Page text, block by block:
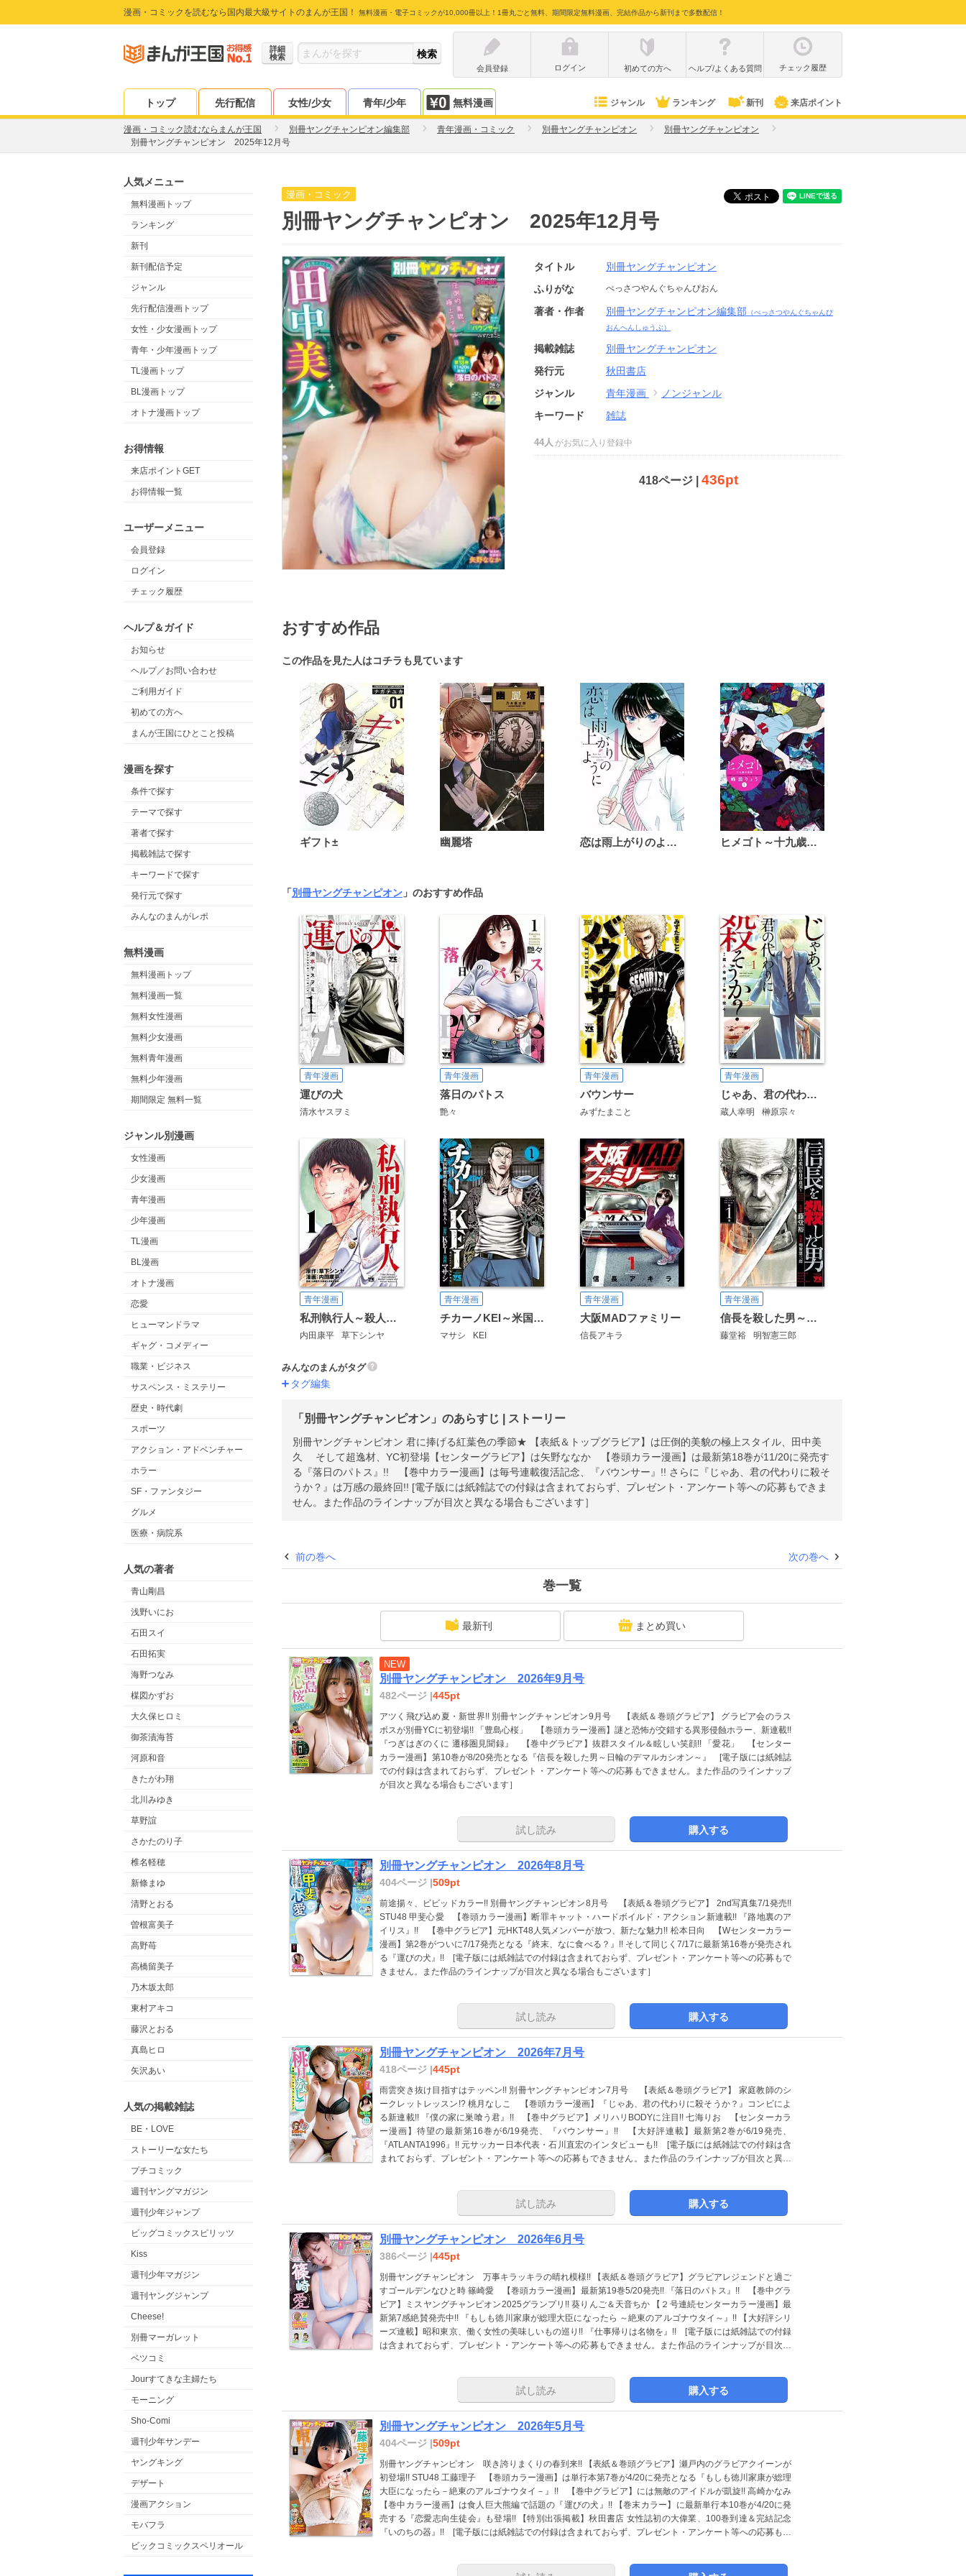
漫画・コミックを読むなら国内最大級サイトのまんが王国！ 無料漫画・電子コミックが10,000冊以上！1冊丸ごと無料、期間限定無料漫画、完結作品から新刊まで多数配信！
詳細
検索
会員登録
ログイン 初めての方へ ヘルプ/よくある質問 チェック履歴
トップ 先行配信 女性/少女 青年/少年 無料漫画 ジャンル ランキング 新刊 来店ポイント
漫画・コミック読むならまんが王国 別冊ヤングチャンピオン編集部 青年漫画・コミック 別冊ヤングチャンピオン
別冊ヤングチャンピオン
別冊ヤングチャンピオン 2025年12月号
人気メニュー
無料漫画トップ
ランキング
新刊
新刊配信予定
ジャンル
先行配信漫画トップ
女性・少女漫画トップ
青年・少年漫画トップ
TL漫画トップ
BL漫画トップ
オトナ漫画トップ
お得情報
来店ポイントGET
お得情報一覧
ユーザーメニュー
会員登録
ログイン
チェック履歴
ヘルプ＆ガイド
お知らせ
ヘルプ／お問い合わせ
ご利用ガイド
初めての方へ
まんが王国にひとこと投稿
漫画を探す
条件で探す
テーマで探す
著者で探す
掲載雑誌で探す
キーワードで探す
発行元で探す
みんなのまんがレポ
無料漫画
無料漫画トップ
無料漫画一覧
無料女性漫画
無料少女漫画
無料青年漫画
無料少年漫画
期間限定 無料一覧
ジャンル別漫画
女性漫画
少女漫画
青年漫画
少年漫画
TL漫画
BL漫画
オトナ漫画
恋愛
ヒューマンドラマ
ギャグ・コメディー
職業・ビジネス
サスペンス・ミステリー
歴史・時代劇
スポーツ
アクション・アドベンチャー
ホラー
SF・ファンタジー
グルメ
医療・病院系
人気の著者
青山剛昌
浅野いにお
石田スイ
石田拓実
海野つなみ
楳図かずお
大久保ヒロミ
御茶漬海苔
河原和音
きたがわ翔
北川みゆき
草野誼
さかたのり子
椎名軽穂
新條まゆ
清野とおる
曽根富美子
高野苺
高橋留美子
乃木坂太郎
東村アキコ
藤沢とおる
真島ヒロ
矢沢あい
人気の掲載雑誌
BE・LOVE
ストーリーな女たち
プチコミック
週刊ヤングマガジン
週刊少年ジャンプ
ビッグコミックスピリッツ
Kiss
週刊少年マガジン
週刊ヤングジャンプ
Cheese!
別冊マーガレット
ベツコミ
Jourすてきな主婦たち
モーニング
Sho-Comi
週刊少年サンデー
ヤングキング
デザート
漫画アクション
モバフラ
ビックコミックスペリオール
漫画・コミック
別冊ヤングチャンピオン 2025年12月号
タイトル
別冊ヤングチャンピオン
ふりがな
べっさつやんぐちゃんぴおん
著者・作者 別冊ヤングチャンピオン編集部 （べっさつやんぐちゃんぴ
おんへんしゅうぶ）
掲載雑誌
別冊ヤングチャンピオン
発行元
秋田書店
ジャンル
青年漫画
ノンジャンル
キーワード
雑誌
44人 がお気に入り登録中
418ページ | 436pt
おすすめ作品
この作品を見た人はコチラも見ています
ギフト± 幽麗塔 恋は雨上がりのように ヒメゴト～十九歳の制服～
「別冊ヤングチャンピオン 」のおすすめ作品
青年漫画
運びの犬
清水ヤスヲミ
青年漫画
落日のパトス
艶々
青年漫画
バウンサー
みずたまこと
青年漫画
じゃあ、君の代わりに殺そうか？【電子単行本】
蔵人幸明 榊原宗々
青年漫画
私刑執行人～殺人弁護士とテミスの天秤～【電子単行本】
内田康平 草下シンヤ
青年漫画
チカーノKEI～米国極悪刑務所を生き抜いた日本人～
マサシ KEI
青年漫画
大阪MADファミリー
信長アキラ
青年漫画
信長を殺した男～本能寺の変 431年目の真実～
藤堂裕 明智憲三郎
みんなのまんがタグ
タグ編集
「別冊ヤングチャンピオン」のあらすじ | ストーリー
別冊ヤングチャンピオン 君に捧げる紅葉色の季節★ 【表紙＆トップグラビア】は圧倒的美貌の極上スタイル、田中美
久 そして超逸材、YC初登場【センターグラビア】は矢野ななか 【巻頭カラー漫画】は最新第18巻が11/20に発売す
る『落日のパトス』!! 【巻中カラー漫画】は毎号連載復活記念、『バウンサー』!! さらに『じゃあ、君の代わりに殺そ
うか？』は万感の最終回!! [電子版には紙雑誌での付録は含まれておらず、プレゼント・アンケート等への応募もできま
せん。また作品のラインナップが目次と異なる場合もございます］
前の巻へ 次の巻へ
巻一覧
最新刊 まとめ買い
NEW
別冊ヤングチャンピオン 2026年9月号
482ページ |445pt
アツく飛び込め夏・新世界!! 別冊ヤングチャンピオン9月号 【表紙＆巻頭グラビア】 グラビア会のラス
ボスが別冊YCに初登場!! 「豊島心桜」 【巻頭カラー漫画】謎と恐怖が交錯する異形侵蝕ホラー、新連載!!
『つぎはぎのくに 遷移圏見聞録』 【巻中グラビア】抜群スタイル＆眩しい笑顔!! 「愛花」 【センター
カラー漫画】第10巻が8/20発売となる『信長を殺した男～日輪のデマルカシオン～』 [電子版には紙雑誌
での付録は含まれておらず、プレゼント・アンケート等への応募もできません。また作品のラインナップ
が目次と異なる場合もございます］
試し読み 購入する
別冊ヤングチャンピオン 2026年8月号
404ページ |509pt
前途揚々、ビビッドカラー!! 別冊ヤングチャンピオン8月号 【表紙＆巻頭グラビア】 2nd写真集7/1発売!!
STU48 甲斐心愛 【巻頭カラー漫画】断罪キャット・ハードボイルド・アクション新連載!! 『路地裏のア
イリス』!! 【巻中グラビア】元HKT48人気メンバーが放つ、新たな魅力!! 松本日向 【Wセンターカラー
漫画】第2巻がついに7/17発売となる『終末、なに食べる？』!! そして同じく7/17に最新第16巻が発売され
る『運びの犬』!! [電子版には紙雑誌での付録は含まれておらず、プレゼント・アンケート等への応募もで
きません。また作品のラインナップが目次と異なる場合もございます］
試し読み 購入する
別冊ヤングチャンピオン 2026年7月号
418ページ |445pt
雨雲突き抜け目指すはテッペン!! 別冊ヤングチャンピオン7月号 【表紙＆巻頭グラビア】 家庭教師のシ
ークレットレッスン!? 桃月なしこ 【巻頭カラー漫画】『じゃあ、君の代わりに殺そうか？』コンビによ
る新連載!! 『僕の家に巣喰う君』!! 【巻中グラビア】メリハリBODYに注目!! 七海りお 【センターカラ
ー漫画】待望の最新第16巻が6/19発売、『バウンサー』!! 【大好評連載】最新第2巻が6/19発売、
『ATLANTA1996』!! 元サッカー日本代表・石川直宏のインタビューも!! [電子版には紙雑誌での付録は含
まれておらず、プレゼント・アンケート等への応募もできません。また作品のラインナップが目次と異な
試し読み 購入する
別冊ヤングチャンピオン 2026年6月号
386ページ |445pt
別冊ヤングチャンピオン 万事キラッキラの晴れ模様!! 【表紙＆巻頭グラビア】グラビアレジェンドと過ご
すゴールデンなひと時 篠崎愛 【巻頭カラー漫画】最新第19巻5/20発売!! 『落日のパトス』!! 【巻中グラ
ビア】ミスヤングチャンピオン2025グランプリ!! 葵りんご＆天音ちか 【２号連続センターカラー漫画】最
新第7感絶賛発売中!! 『もしも徳川家康が総理大臣になったら ～絶東のアルゴナウタイ～』!! 【大好評シリ
ーズ連載】昭和東京、働く女性の美味しいもの巡り!! 『仕事帰りは名物を』!! [電子版には紙雑誌での付録
は含まれておらず、プレゼント・アンケート等への応募もできません。また作品のラインナップが目次と
試し読み 購入する
別冊ヤングチャンピオン 2026年5月号
404ページ |509pt
別冊ヤングチャンピオン 咲き誇りまくりの春到来!! 【表紙＆巻頭グラビア】瀬戸内のグラビアクイーンが
初登場!! STU48 工藤理子 【巻頭カラー漫画】は単行本第7巻が4/20に発売となる『もしも徳川家康が総理
大臣になったら－絶東のアルゴナウタイ－』!! 【巻中グラビア】には無敵のアイドルが凱旋!! 高崎かなみ
【巻中カラー漫画】は食人巨大熊編で話題の『運びの犬』!! 【巻末カラー】に最新単行本10巻が4/20に発
売する『恋愛志向生徒会』も登場!! 【特別出張掲載】秋田書店 女性誌初の大偉業、100巻到達＆完結記念
『いのちの器』!! [電子版には紙雑誌での付録は含まれておらず、プレゼント・アンケート等への応募もで